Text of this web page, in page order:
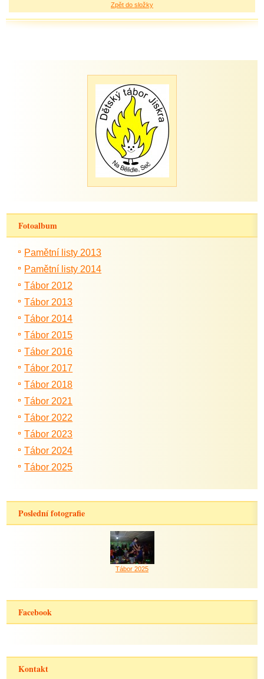
Zpět do složky
Fotoalbum
Pamětní listy 2013
Pamětní listy 2014
Tábor 2012
Tábor 2013
Tábor 2014
Tábor 2015
Tábor 2016
Tábor 2017
Tábor 2018
Tábor 2021
Tábor 2022
Tábor 2023
Tábor 2024
Tábor 2025
Poslední fotografie
Tábor 2025
Facebook
Kontakt